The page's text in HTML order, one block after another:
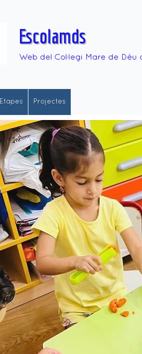
Escolamds
Web del Col·legi Mare de Déu
Etapes Projectes